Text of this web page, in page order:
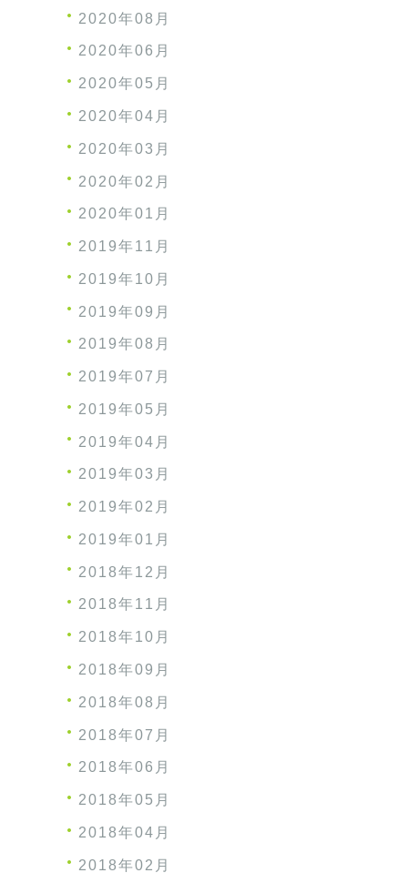
2020年08月
2020年06月
2020年05月
2020年04月
2020年03月
2020年02月
2020年01月
2019年11月
2019年10月
2019年09月
2019年08月
2019年07月
2019年05月
2019年04月
2019年03月
2019年02月
2019年01月
2018年12月
2018年11月
2018年10月
2018年09月
2018年08月
2018年07月
2018年06月
2018年05月
2018年04月
2018年02月